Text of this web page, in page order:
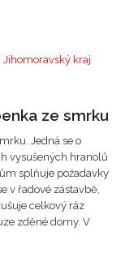
Jihomoravský kraj
ze smrku
Jedná se o
vysušených hranolů
splňuje požadavky
v řadové zástavbě,
celkový ráz
zděné domy. V